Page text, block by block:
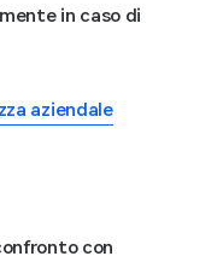
in caso di
aziendale
con